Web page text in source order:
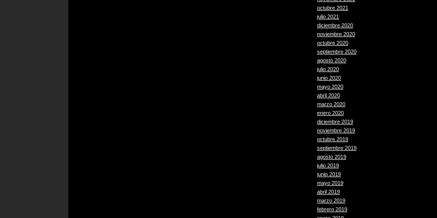
octubre 2021
julio 2021
diciembre 2020
noviembre 2020
octubre 2020
septiembre 2020
agosto 2020
julio 2020
junio 2020
mayo 2020
abril 2020
marzo 2020
enero 2020
diciembre 2019
noviembre 2019
octubre 2019
septiembre 2019
agosto 2019
julio 2019
junio 2019
mayo 2019
abril 2019
marzo 2019
febrero 2019